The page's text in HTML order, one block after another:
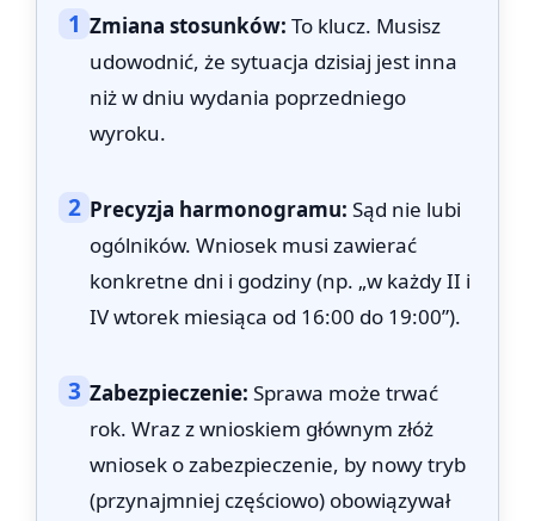
1 Zmiana stosunków: To klucz. Musisz
udowodnić, że sytuacja dzisiaj jest inna
niż w dniu wydania poprzedniego
wyroku.
2 Precyzja harmonogramu: Sąd nie lubi
ogólników. Wniosek musi zawierać
konkretne dni i godziny (np. „w każdy II i
IV wtorek miesiąca od 16:00 do 19:00”).
3 Zabezpieczenie: Sprawa może trwać
rok. Wraz z wnioskiem głównym złóż
wniosek o zabezpieczenie, by nowy tryb
(przynajmniej częściowo) obowiązywał